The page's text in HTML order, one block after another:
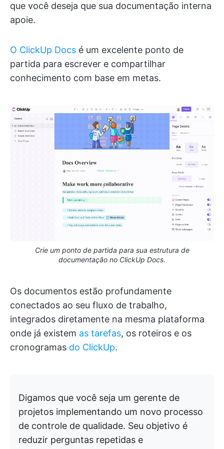
que você deseja que sua documentação interna
apoie.
O ClickUp Docs é um excelente ponto de
partida para escrever e compartilhar
conhecimento com base em metas.
Crie um ponto de partida para sua estrutura de
documentação no ClickUp Docs.
Os documentos estão profundamente
conectados ao seu fluxo de trabalho,
integrados diretamente na mesma plataforma
onde já existem as tarefas, os roteiros e os
cronogramas do ClickUp.
Digamos que você seja um gerente de
projetos implementando um novo processo
de controle de qualidade. Seu objetivo é
reduzir perguntas repetidas e